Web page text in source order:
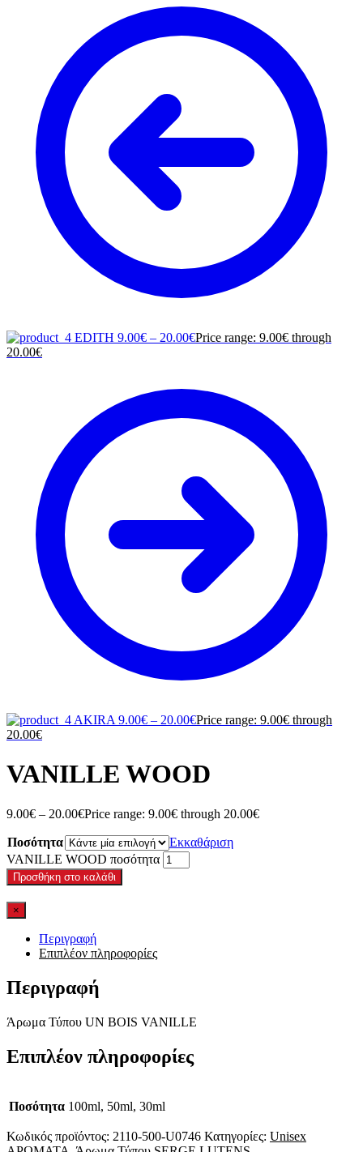
EDITH 9.00€ – 20.00€Price range: 9.00€ through
20.00€
AKIRA 9.00€ – 20.00€Price range: 9.00€ through
20.00€
VANILLE WOOD
9.00€ – 20.00€Price range: 9.00€ through 20.00€
Ποσότητα
Εκκαθάριση
VANILLE WOOD ποσότητα
Προσθήκη στο καλάθι
×
Περιγραφή
Επιπλέον πληροφορίες
Περιγραφή
Άρωμα Τύπου UN BOIS VANILLE
Επιπλέον πληροφορίες
Ποσότητα 100ml, 50ml, 30ml
Κωδικός προϊόντος: 2110-500-U0746 Κατηγορίες: Unisex